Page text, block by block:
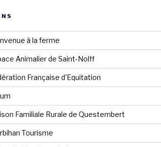
à la ferme
Animalier de Saint-Nolff
Française d'Equitation
Familiale Rurale de Questembert
Tourisme